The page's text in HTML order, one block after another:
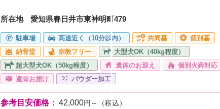
所在地 愛知県春日井市東神明町479
駐車場 高速近く（10分以内） 共同墓
個別墓
納骨堂
宗教フリー
大型犬OK（40kg程度）
超大型犬OK（50kg程度）
遺体のお迎え
個別火葬対応
遺骨お届け
パウダー加工
参考目安価格： 42,000円～（税込）